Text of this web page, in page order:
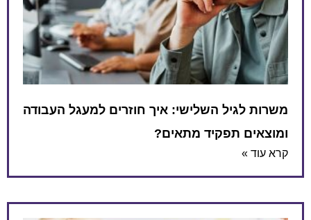
משרות לגיל השלישי: איך חוזרים למעגל העבודה
ומוצאים תפקיד מתאים?
קרא עוד »